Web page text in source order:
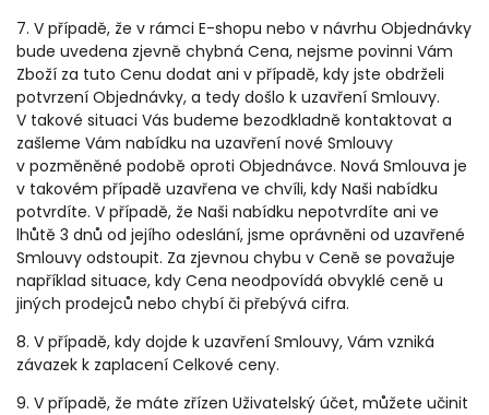
7. V případě, že v rámci E-shopu nebo v návrhu Objednávky
bude uvedena zjevně chybná Cena, nejsme povinni Vám
Zboží za tuto Cenu dodat ani v případě, kdy jste obdrželi
potvrzení Objednávky, a tedy došlo k uzavření Smlouvy.
V takové situaci Vás budeme bezodkladně kontaktovat a
zašleme Vám nabídku na uzavření nové Smlouvy
v pozměněné podobě oproti Objednávce. Nová Smlouva je
v takovém případě uzavřena ve chvíli, kdy Naši nabídku
potvrdíte. V případě, že Naši nabídku nepotvrdíte ani ve
lhůtě 3 dnů od jejího odeslání, jsme oprávněni od uzavřené
Smlouvy odstoupit. Za zjevnou chybu v Ceně se považuje
například situace, kdy Cena neodpovídá obvyklé ceně u
jiných prodejců nebo chybí či přebývá cifra.
8. V případě, kdy dojde k uzavření Smlouvy, Vám vzniká
závazek k zaplacení Celkové ceny.
9. V případě, že máte zřízen Uživatelský účet, můžete učinit